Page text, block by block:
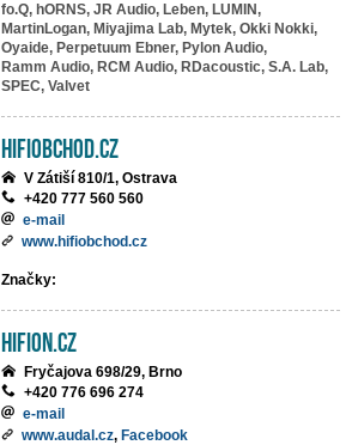
fo.Q, hORNS, JR Audio, Leben, LUMIN,
MartinLogan, Miyajima Lab, Mytek, Okki Nokki,
Oyaide, Perpetuum Ebner, Pylon Audio,
Ramm Audio, RCM Audio, RDacoustic, S.A. Lab,
SPEC, Valvet
HiFiobchod.cz
V Zátiší 810/1, Ostrava
+420 777 560 560
e-mail
www.hifiobchod.cz
Značky:
hifion.cz
Fryčajova 698/29, Brno
+420 776 696 274
e-mail
www.audal.cz, Facebook